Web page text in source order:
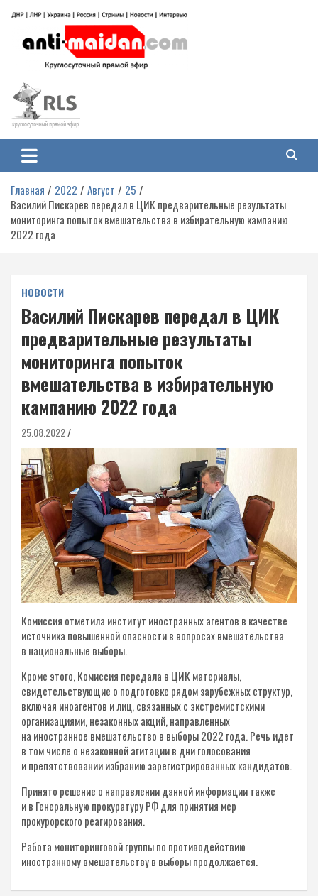
содержимому
Антимайдан: Гражданская война
на Украине
гражданской войне на Украине, включая события в Новороссии, ДНР,
ЛНР и других регионах.
Главная 2022 Август
25
Василий Пискарев передал в ЦИК предварительные результаты
мониторинга попыток вмешательства в избирательную кампанию
2022 года
НОВОСТИ
Василий Пискарев передал в ЦИК
предварительные результаты
мониторинга попыток
вмешательства в избирательную
кампанию 2022 года
25.08.2022
Комиссия отметила институт иностранных агентов в качестве
источника повышенной опасности в вопросах вмешательства
в национальные выборы.
Кроме этого, Комиссия передала в ЦИК материалы,
свидетельствующие о подготовке рядом зарубежных структур,
включая иноагентов и лиц, связанных с экстремистскими
организациями, незаконных акций, направленных
на иностранное вмешательство в выборы 2022 года. Речь идет
в том числе о незаконной агитации в дни голосования
и препятствовании избранию зарегистрированных кандидатов.
Принято решение о направлении данной информации также
и в Генеральную прокуратуру РФ для принятия мер
прокурорского реагирования.
Работа мониторинговой группы по противодействию
иностранному вмешательству в выборы продолжается.